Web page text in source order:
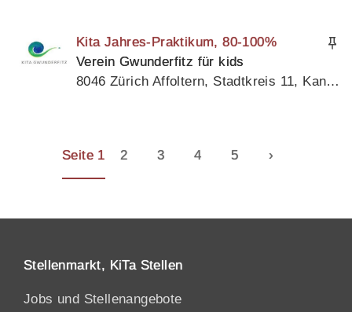
Kita Jahres-Praktikum, 80-100%
Verein Gwunderfitz für kids
8046 Zürich Affoltern, Stadtkreis 11, Kanton Zürich
Seite 1 2 3 4 5 ›
Stellenmarkt, KiTa Stellen
Jobs und Stellenangebote